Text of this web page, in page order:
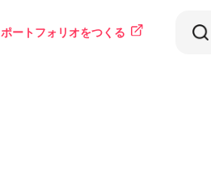
ポートフォリオをつくる